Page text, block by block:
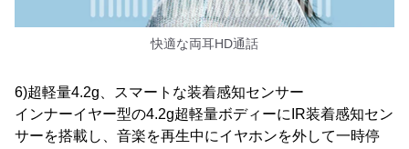
快適な両耳HD通話
6)超軽量4.2g、スマートな装着感知センサー
インナーイヤー型の4.2g超軽量ボディーにIR装着感知セン
サーを搭載し、音楽を再生中にイヤホンを外して一時停